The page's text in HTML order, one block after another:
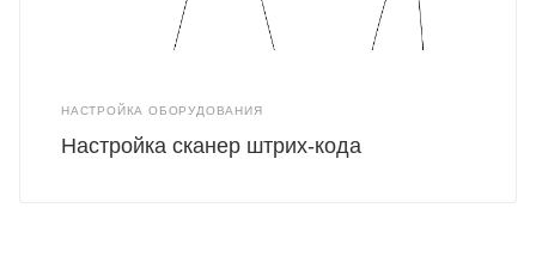
НАСТРОЙКА ОБОРУДОВАНИЯ
Настройка сканер штрих-кода